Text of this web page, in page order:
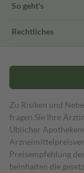
So geht's
Rechtliches
Zu Risiken und
fragen Sie Ihre
Üblicher
Preisempfehlung
beinhalten die